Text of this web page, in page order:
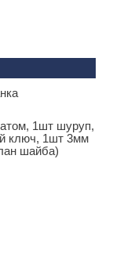
1шт шуруп,
ключ, 1шт 3мм
шайба)